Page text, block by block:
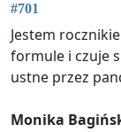
#701
Jestem
formule i czuje
ustne przez
Monika